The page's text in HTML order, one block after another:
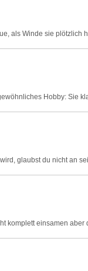
als Winde sie
Hobby: Sie
glaubst du nicht an
komplett einsamen